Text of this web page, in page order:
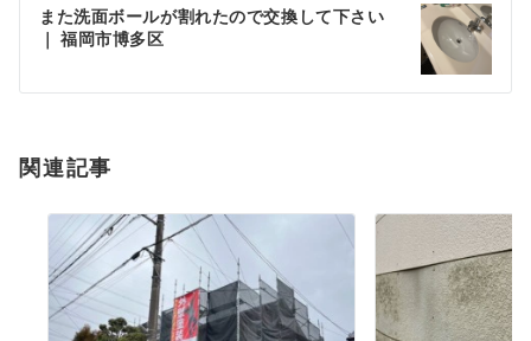
ゲ
シ
ン
また洗面ボールが割れたので交換して下さい
｜ 福岡市博多区
関連記事